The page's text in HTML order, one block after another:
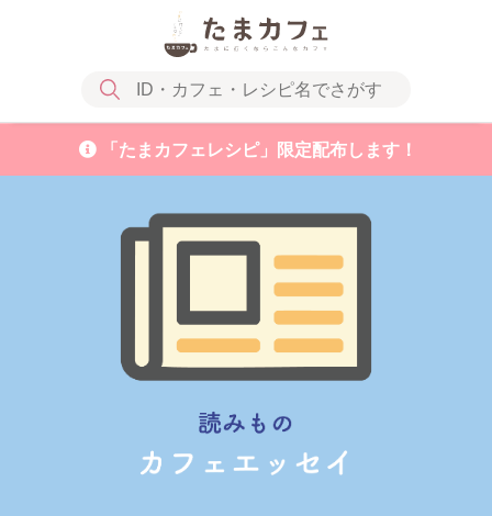
「たまカフェレシピ」限定配布します！